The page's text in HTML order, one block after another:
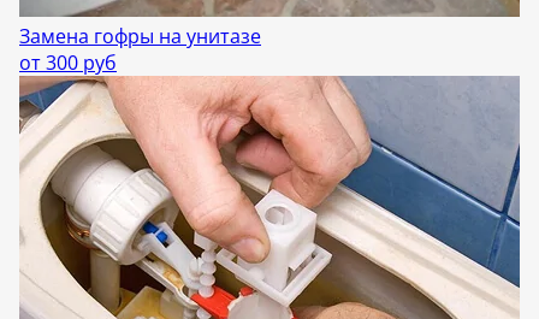
Замена гофры на унитазе
от 300 руб